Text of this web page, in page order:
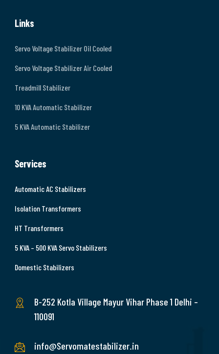
Links
Servo Voltage Stabilizer Oil Cooled
Servo Voltage Stabilizer Air Cooled
Treadmill Stabilizer
10 KVA Automatic Stabilizer
5 KVA Automatic Stabilizer
Services
Automatic AC Stabilizers
Isolation Transformers
HT Transformers
5 KVA – 500 KVA Servo Stabilizers
Domestic Stabilizers
B-252 Kotla Village Mayur Vihar Phase 1 Delhi –
110091
info@Servomatestabilizer.in